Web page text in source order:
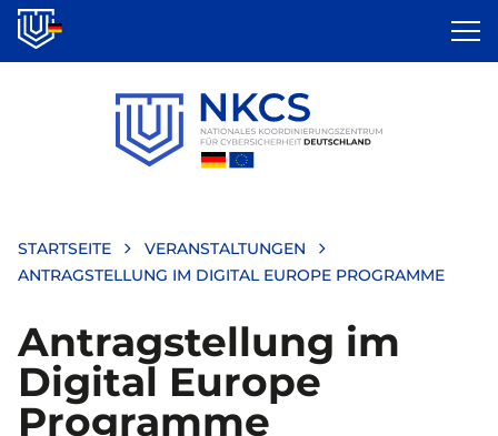
Direkt
zum
Inhalt
STARTSEITE
VERANSTALTUNGEN
ANTRAGSTELLUNG IM DIGITAL EUROPE PROGRAMME
Antragstellung im
Digital Europe
Programme